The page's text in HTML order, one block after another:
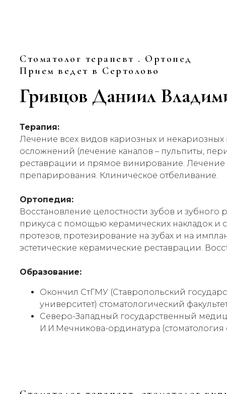
Стоматолог терапевт . Ортопед
Прием ведет в Сертолово
Гривцов Даниил
Терапия:
Лечение всех видов кариозных и некариозных
осложнений (лечение каналов – пульпиты,
реставрации и прямое винирование. Лечение
препарирования. Клиническое отбеливание.
Ортопедия:
Восстановление целостности зубов и зубного
прикуса с помощью керамических накладок и
протезов, протезирование на зубах и на
эстетические керамические реставрации.
Образование:
Окончил СтГМУ (Ставропольский
университет) стоматологический
Северо-Западный государственный
И.И.Мечникова-ординатура